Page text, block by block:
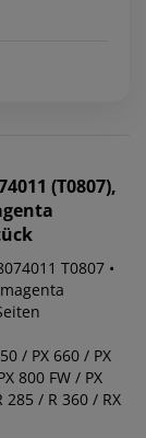
(T0807),
T0807 •
/ PX 660 / PX
800 FW / PX
285 / R 360 / RX